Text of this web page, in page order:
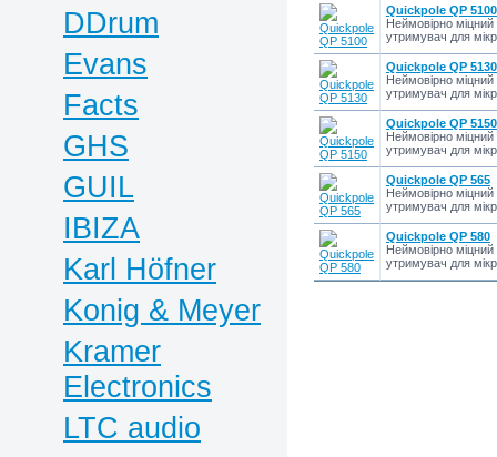
DDrum
Evans
Facts
GHS
GUIL
IBIZA
Karl Höfner
Konig & Meyer
Kramer
Electronics
LTC audio
Quickpole QP 5100
Неймовірно міцний
утримувач для
Quickpole QP 5130
Неймовірно міцний
утримувач для
Quickpole QP 5150
Неймовірно міцний
утримувач для
Quickpole QP 565
Неймовірно міцний
утримувач для
Quickpole QP 580
Неймовірно міцний
утримувач для